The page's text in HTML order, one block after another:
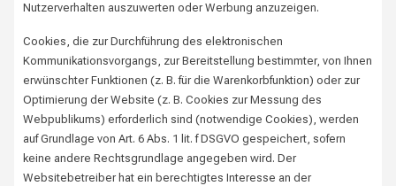
Nutzerverhalten auszuwerten oder Werbung anzuzeigen.
Cookies, die zur Durchführung des elektronischen
Kommunikationsvorgangs, zur Bereitstellung bestimmter, von Ihnen
erwünschter Funktionen (z. B. für die Warenkorbfunktion) oder zur
Optimierung der Website (z. B. Cookies zur Messung des
Webpublikums) erforderlich sind (notwendige Cookies), werden
auf Grundlage von Art. 6 Abs. 1 lit. f DSGVO gespeichert, sofern
keine andere Rechtsgrundlage angegeben wird. Der
Websitebetreiber hat ein berechtigtes Interesse an der